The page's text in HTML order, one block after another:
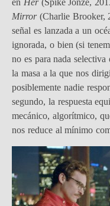
en Her(Spike Jonze,
Mirror (Charlie Brooker,
señal es lanzada a un
ignorada, o bien (si
no es para nada
la masa a la que nos
posiblemente nadie
segundo, la respuesta
mecánico, algorítmico,
nos reduce al mínimo